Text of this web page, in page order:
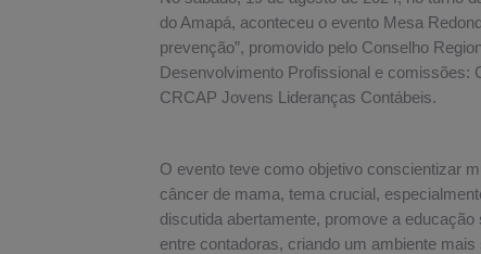
do Amapá, aconteceu o evento Mesa
prevenção”, promovido pelo Conselho
Desenvolvimento Profissional e comissões:
CRCAP Jovens Lideranças Contábeis.
O evento teve como objetivo conscientizar
câncer de mama, tema crucial,
discutida abertamente, promove a
entre contadoras, criando um ambiente mais